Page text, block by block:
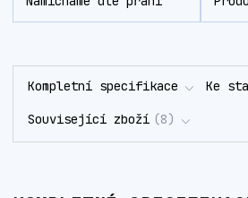
Kompletní specifikace Ke
Související zboží 8